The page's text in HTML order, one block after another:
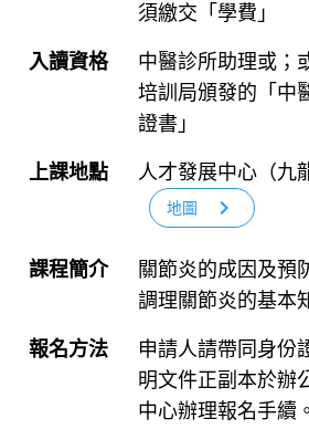
須繳交「學費」
入讀資格
中醫診所助理或；
培訓局頒發的「中
證書」
上課地點 人才發展中心（九
地圖 chevron_right
課程簡介
關節炎的成因及預
調理關節炎的基本
報名方法
申請人請帶同身份
明文件正副本於辦
中心辦理報名手續